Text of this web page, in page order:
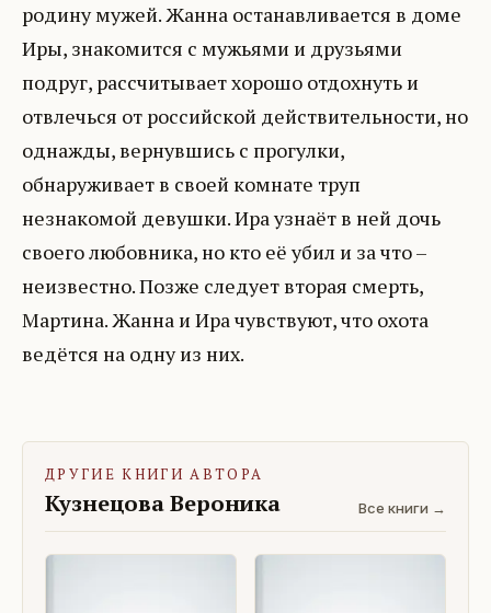
родину мужей. Жанна останавливается в доме
Иры, знакомится с мужьями и друзьями
подруг, рассчитывает хорошо отдохнуть и
отвлечься от российской действительности, но
однажды, вернувшись с прогулки,
обнаруживает в своей комнате труп
незнакомой девушки. Ира узнаёт в ней дочь
своего любовника, но кто её убил и за что –
неизвестно. Позже следует вторая смерть,
Мартина. Жанна и Ира чувствуют, что охота
ведётся на одну из них.
ДРУГИЕ КНИГИ АВТОРА
Кузнецова Вероника Все книги →